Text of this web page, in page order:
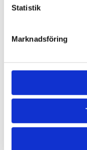
Statistik
Marknadsföring